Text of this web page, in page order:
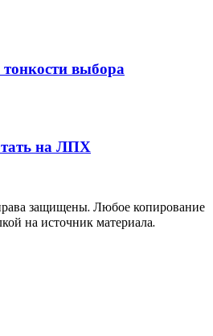
выбора
на ЛПХ
защищены. Любое копирование
на источник материала.